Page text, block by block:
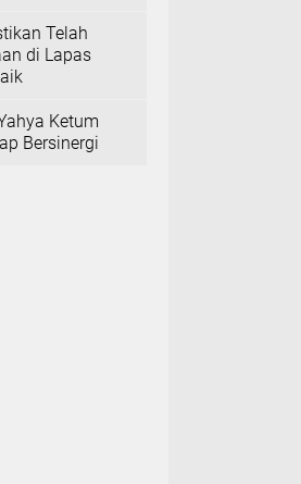
Telah
di Lapas
Ketum
Bersinergi